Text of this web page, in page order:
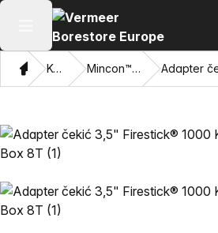
Otvaranje glavnog izbornika
DomKatalog Mincon™ HDD čekići